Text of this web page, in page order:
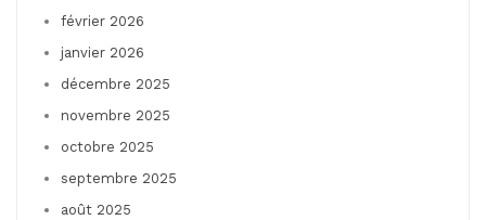
février 2026
janvier 2026
décembre 2025
novembre 2025
octobre 2025
septembre 2025
août 2025